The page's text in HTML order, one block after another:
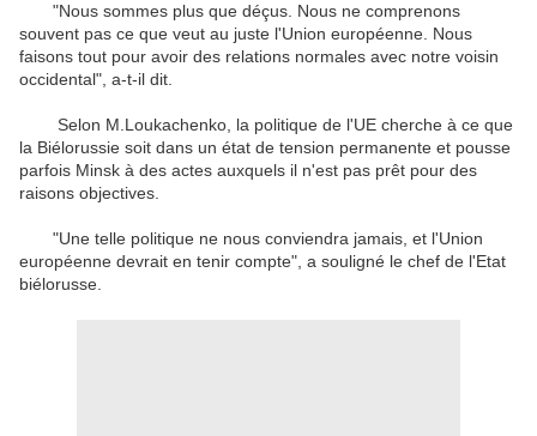
"Nous sommes plus que déçus. Nous ne comprenons
souvent pas ce que veut au juste l'Union européenne. Nous
faisons tout pour avoir des relations normales avec notre voisin
occidental", a-t-il dit.
Selon M.Loukachenko, la politique de l'UE cherche à ce que
la Biélorussie soit dans un état de tension permanente et pousse
parfois Minsk à des actes auxquels il n'est pas prêt pour des
raisons objectives.
"Une telle politique ne nous conviendra jamais, et l'Union
européenne devrait en tenir compte", a souligné le chef de l'Etat
biélorusse.